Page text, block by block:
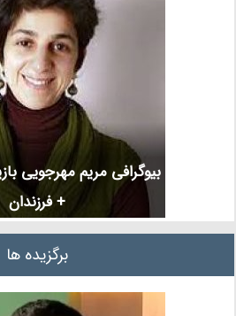
بیوگرافی مریم مهرجویی
+ فرزندان
برگزیده ها